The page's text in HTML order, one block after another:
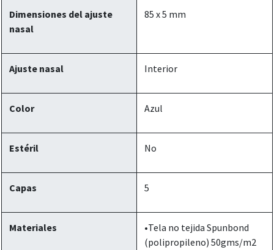
Dimensiones del ajuste
nasal
85 x 5 mm
Ajuste nasal Interior
Color Azul
Estéril No
Capas 5
Materiales
•Tela no tejida Spunbond
(polipropileno) 50gms/m2